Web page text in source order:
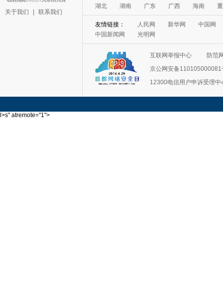
关于我们 联系我们
湖北
湖南 广东 广西 海南
友情链接： 人民网 新华网
中国网
中国新闻网
光明网
互联网举报中心
防范
京公网安备110105000081
12300电信用户申诉受理中
l>s" atremote="1">